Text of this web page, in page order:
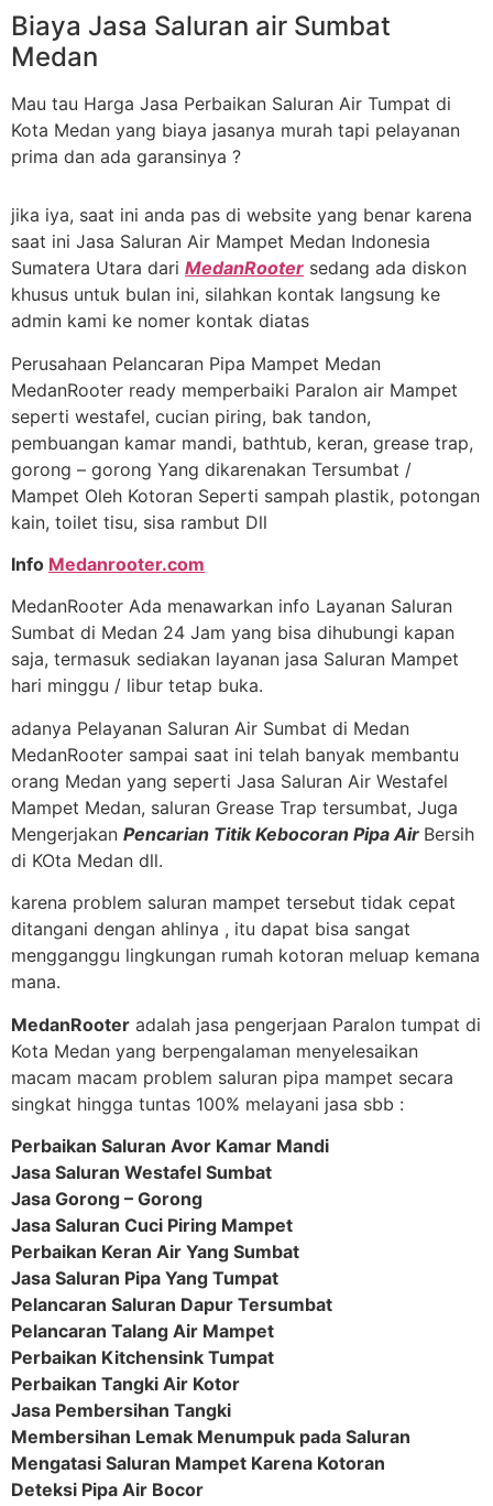
Biaya Jasa Saluran air Sumbat
Medan
Mau tau Harga Jasa Perbaikan Saluran Air Tumpat di
Kota Medan yang biaya jasanya murah tapi pelayanan
prima dan ada garansinya ?
jika iya, saat ini anda pas di website yang benar karena
saat ini Jasa Saluran Air Mampet Medan Indonesia
Sumatera Utara dari MedanRooter sedang ada diskon
khusus untuk bulan ini, silahkan kontak langsung ke
admin kami ke nomer kontak diatas
Perusahaan Pelancaran Pipa Mampet Medan
MedanRooter ready memperbaiki Paralon air Mampet
seperti westafel, cucian piring, bak tandon,
pembuangan kamar mandi, bathtub, keran, grease trap,
gorong – gorong Yang dikarenakan Tersumbat /
Mampet Oleh Kotoran Seperti sampah plastik, potongan
kain, toilet tisu, sisa rambut Dll
Info Medanrooter.com
MedanRooter Ada menawarkan info Layanan Saluran
Sumbat di Medan 24 Jam yang bisa dihubungi kapan
saja, termasuk sediakan layanan jasa Saluran Mampet
hari minggu / libur tetap buka.
adanya Pelayanan Saluran Air Sumbat di Medan
MedanRooter sampai saat ini telah banyak membantu
orang Medan yang seperti Jasa Saluran Air Westafel
Mampet Medan, saluran Grease Trap tersumbat, Juga
Mengerjakan Pencarian Titik Kebocoran Pipa Air Bersih
di KOta Medan dll.
karena problem saluran mampet tersebut tidak cepat
ditangani dengan ahlinya , itu dapat bisa sangat
mengganggu lingkungan rumah kotoran meluap kemana
mana.
MedanRooter adalah jasa pengerjaan Paralon tumpat di
Kota Medan yang berpengalaman menyelesaikan
macam macam problem saluran pipa mampet secara
singkat hingga tuntas 100% melayani jasa sbb :
Perbaikan Saluran Avor Kamar Mandi
Jasa Saluran Westafel Sumbat
Jasa Gorong – Gorong
Jasa Saluran Cuci Piring Mampet
Perbaikan Keran Air Yang Sumbat
Jasa Saluran Pipa Yang Tumpat
Pelancaran Saluran Dapur Tersumbat
Pelancaran Talang Air Mampet
Perbaikan Kitchensink Tumpat
Perbaikan Tangki Air Kotor
Jasa Pembersihan Tangki
Membersihan Lemak Menumpuk pada Saluran
Mengatasi Saluran Mampet Karena Kotoran
Deteksi Pipa Air Bocor